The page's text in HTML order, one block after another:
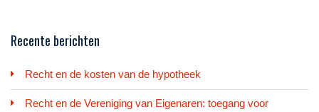
Recente berichten
Recht en de kosten van de hypotheek
Recht en de Vereniging van Eigenaren: toegang voor